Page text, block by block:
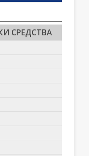
СРЕДСТВА